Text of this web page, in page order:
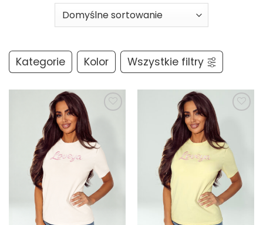
Kategorie Kolor Wszystkie filtry
Dodaj do
ulubionych
Dodaj do
ulubionych